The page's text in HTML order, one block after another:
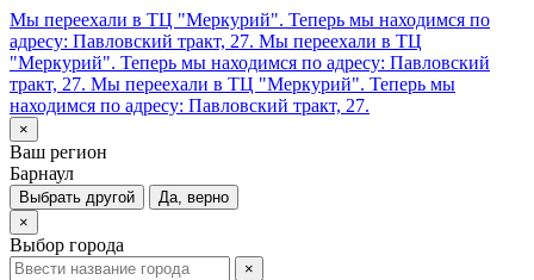
Мы переехали в ТЦ "Меркурий". Теперь мы находимся по
адресу: Павловский тракт, 27. Мы переехали в ТЦ
"Меркурий". Теперь мы находимся по адресу: Павловский
тракт, 27. Мы переехали в ТЦ "Меркурий". Теперь мы
находимся по адресу: Павловский тракт, 27.
×
Ваш регион
Барнаул
Выбрать другой
Да, верно
×
Выбор города
×